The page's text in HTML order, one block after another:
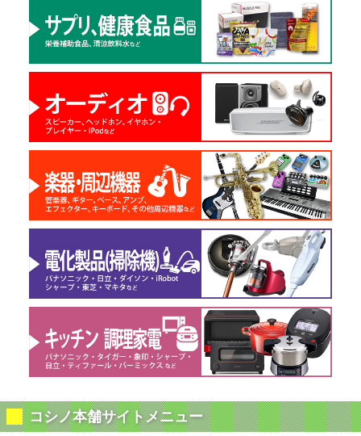
コシノ本舗サイトメニュー